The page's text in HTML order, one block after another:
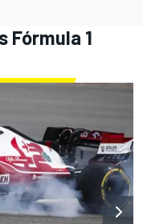
Fórmula 1